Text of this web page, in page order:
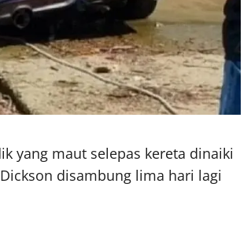
yang maut selepas kereta dinaiki
disambung lima hari lagi